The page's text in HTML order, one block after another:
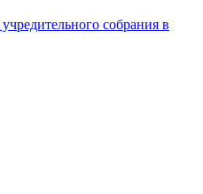
собрания в